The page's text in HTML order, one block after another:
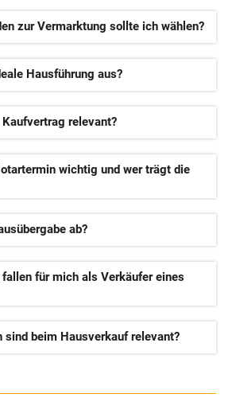
zur Vermarktung sollte ich wählen?
Hausführung aus?
relevant?
wichtig und wer trägt die
ab?
für mich als Verkäufer eines
sind beim Hausverkauf relevant?